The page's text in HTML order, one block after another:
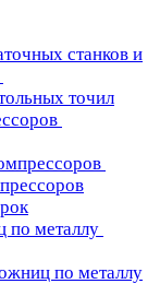
станков и
точил
по металлу
по металлу